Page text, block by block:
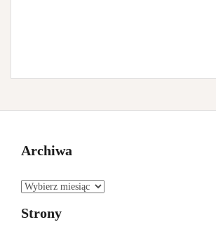
Archiwa
A
c
Strony